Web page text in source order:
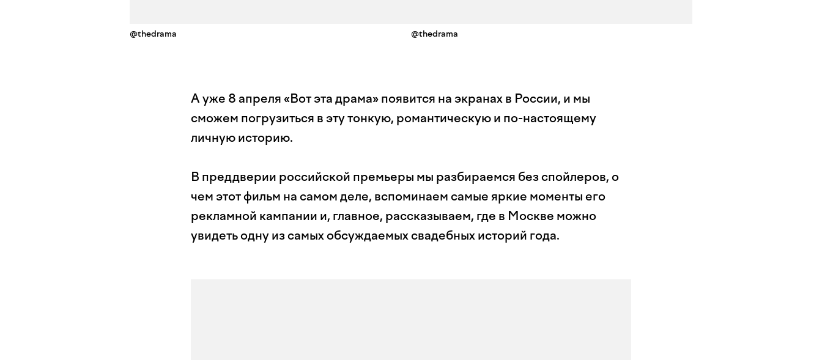
@thedrama @thedrama
А уже 8 апреля «Вот эта драма» появится на экранах в России, и мы
сможем погрузиться в эту тонкую, романтическую и по-настоящему
личную историю.
В преддверии российской премьеры мы разбираемся без спойлеров, о
чем этот фильм на самом деле, вспоминаем самые яркие моменты его
рекламной кампании и, главное, рассказываем, где в Москве можно
увидеть одну из самых обсуждаемых свадебных историй года.